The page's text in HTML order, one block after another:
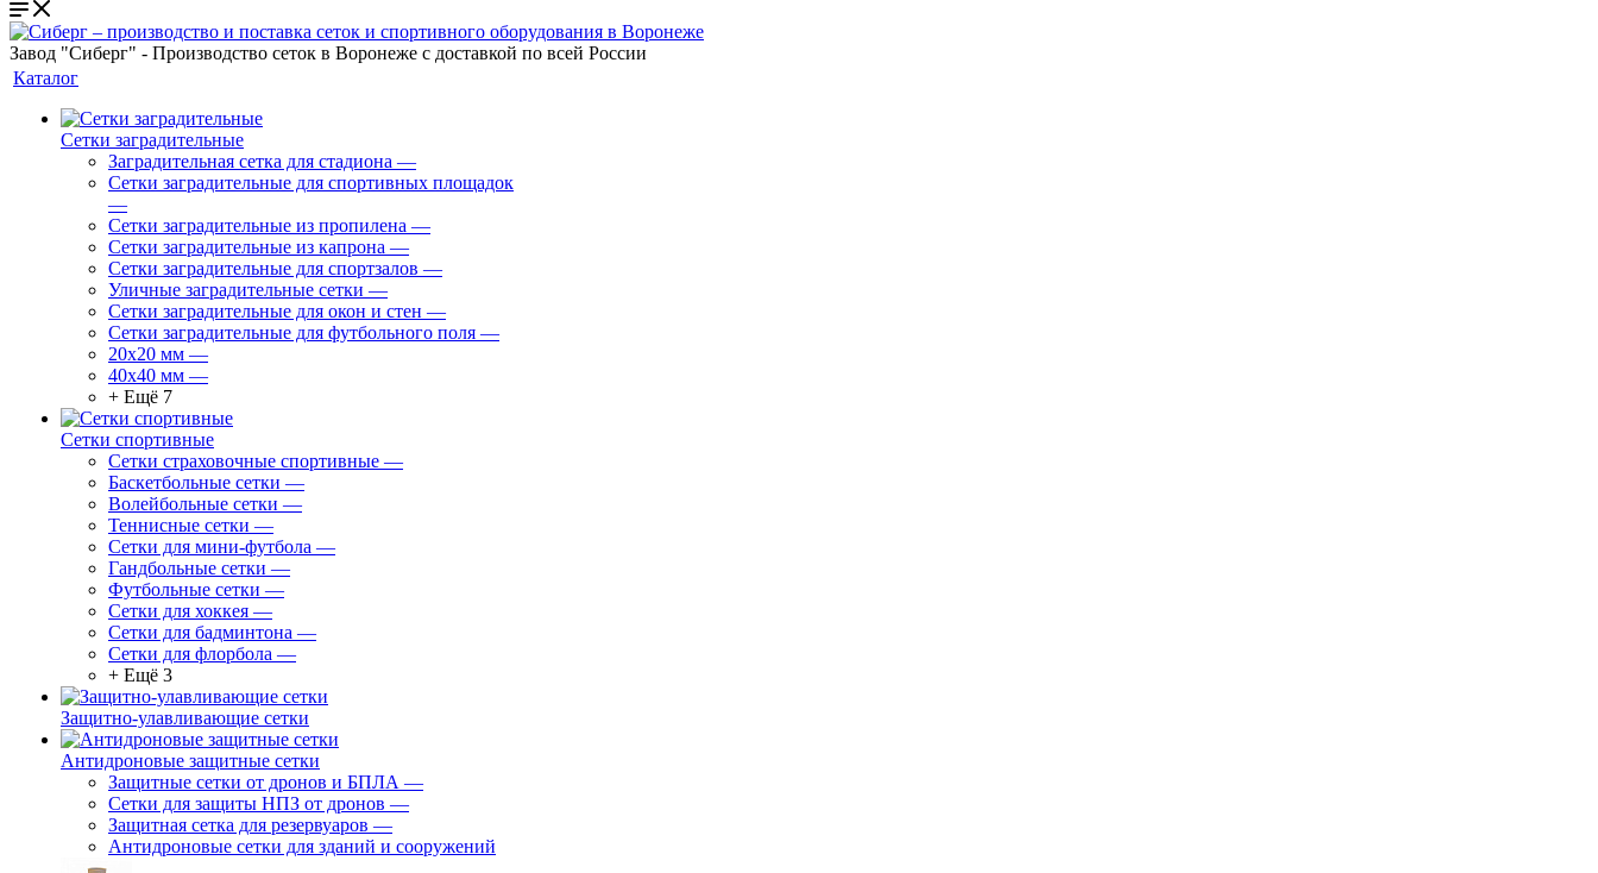
Завод "Сиберг" - Производство сеток в Воронеже с доставкой по всей России
Каталог
Сетки заградительные
Заградительная сетка для стадиона —
Сетки заградительные для спортивных площадок
—
Сетки заградительные из пропилена —
Сетки заградительные из капрона —
Сетки заградительные для спортзалов —
Уличные заградительные сетки —
Сетки заградительные для окон и стен —
Сетки заградительные для футбольного поля —
20х20 мм —
40х40 мм —
+ Ещё 7
Сетки спортивные
Сетки страховочные спортивные —
Баскетбольные сетки —
Волейбольные сетки —
Теннисные сетки —
Сетки для мини-футбола —
Гандбольные сетки —
Футбольные сетки —
Сетки для хоккея —
Сетки для бадминтона —
Сетки для флорбола —
+ Ещё 3
Защитно-улавливающие сетки
Антидроновые защитные сетки
Защитные сетки от дронов и БПЛА —
Сетки для защиты НПЗ от дронов —
Защитная сетка для резервуаров —
Антидроновые сетки для зданий и сооружений